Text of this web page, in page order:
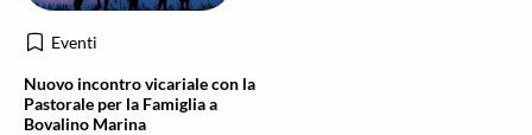
Eventi
Nuovo incontro vicariale con la
Pastorale per la Famiglia a
Bovalino Marina